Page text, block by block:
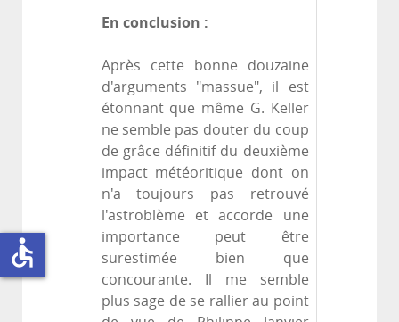
En conclusion :
Après cette bonne douzaine
d'arguments "massue", il est
étonnant que même G. Keller
ne semble pas douter du coup
de grâce définitif du deuxième
impact météoritique dont on
n'a toujours pas retrouvé
l'astroblème et accorde une
importance peut être
surestimée bien que
concourante. Il me semble
plus sage de se rallier au point
accessible